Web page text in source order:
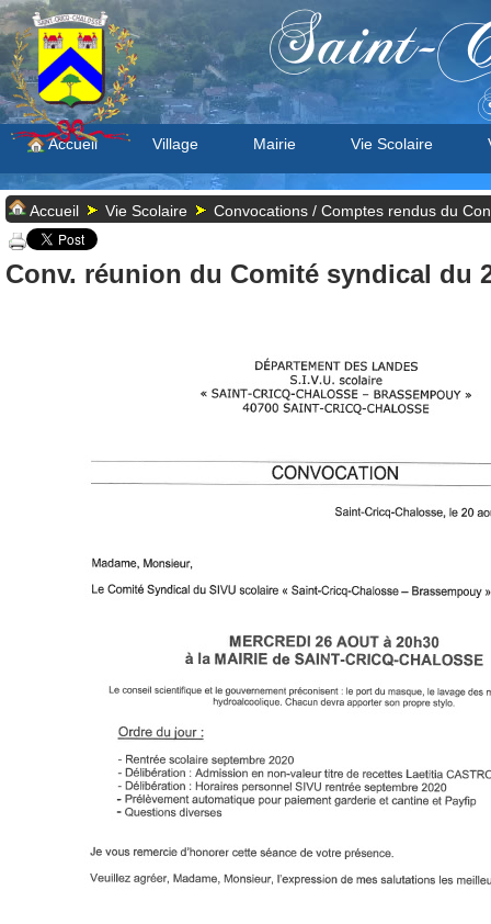
Saint-
Accueil Village Mairie Vie Scolaire
Accueil Vie Scolaire Convocations / Comptes rendus du
Conv. réunion du Comité syndical du